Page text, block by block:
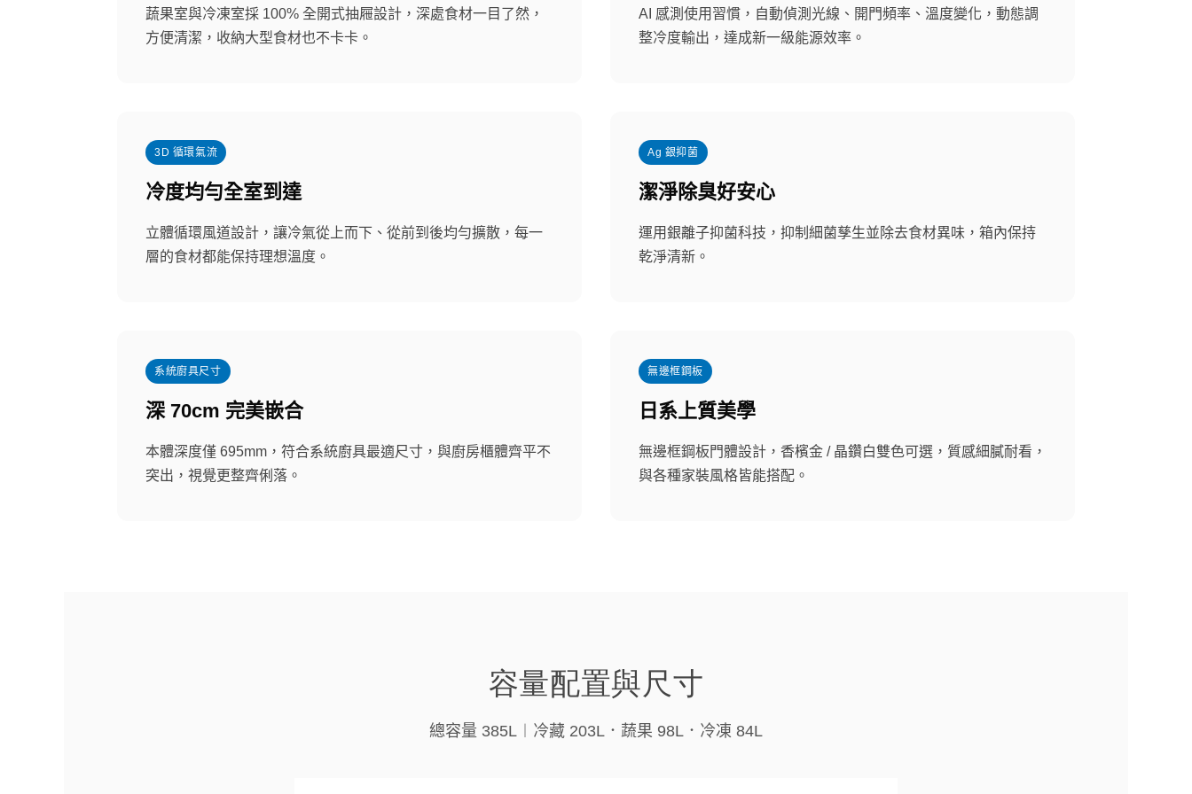
蔬果室與冷凍室採 100% 全開式抽屜設計，深處食材一目了然，
方便清潔，收納大型食材也不卡卡。
AI 感測使用習慣，自動偵測光線、開門頻率、溫度變化，動態調
整冷度輸出，達成新一級能源效率。
3D 循環氣流
冷度均勻全室到達
立體循環風道設計，讓冷氣從上而下、從前到後均勻擴散，每一
層的食材都能保持理想溫度。
Ag 銀抑菌
潔淨除臭好安心
運用銀離子抑菌科技，抑制細菌孳生並除去食材異味，箱內保持
乾淨清新。
系統廚具尺寸
深 70cm 完美嵌合
本體深度僅 695mm，符合系統廚具最適尺寸，與廚房櫃體齊平不
突出，視覺更整齊俐落。
無邊框鋼板
日系上質美學
無邊框鋼板門體設計，香檳金 / 晶鑽白雙色可選，質感細膩耐看，
與各種家裝風格皆能搭配。
容量配置與尺寸
總容量 385L︱冷藏 203L．蔬果 98L．冷凍 84L